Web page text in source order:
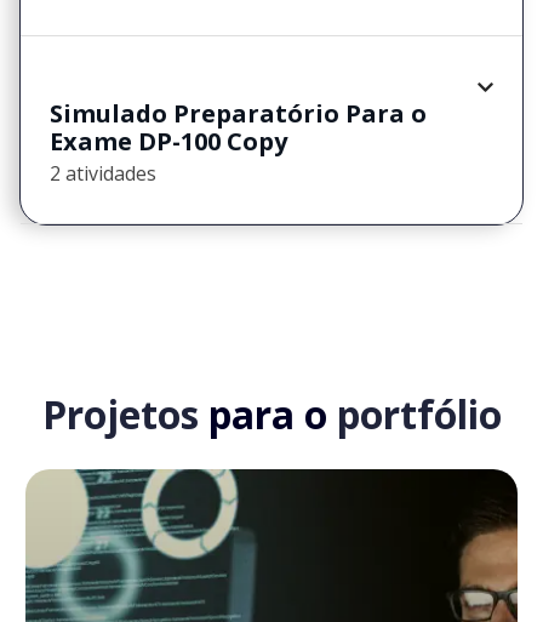
Simulado Preparatório Para o
Exame DP-100 Copy
2 atividades
Projetos para o portfólio